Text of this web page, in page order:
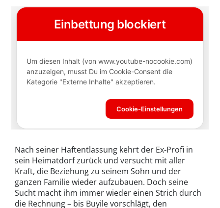
Nach seiner Haftentlassung kehrt der Ex-Profi in
sein Heimatdorf zurück und versucht mit aller
Kraft, die Beziehung zu seinem Sohn und der
ganzen Familie wieder aufzubauen. Doch seine
Sucht macht ihm immer wieder einen Strich durch
die Rechnung – bis Buyile vorschlägt, den